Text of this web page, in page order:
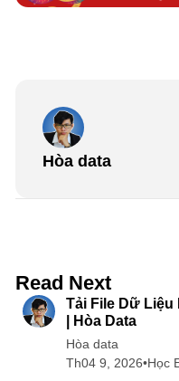
Hòa data
Read Next
Tải File Dữ Liệu
| Hòa Data
Hòa data
Th04 9, 2026•Học